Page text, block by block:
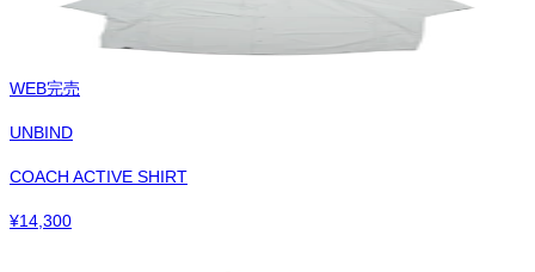
WEB完売
UNBIND
COACH ACTIVE SHIRT
¥14,300